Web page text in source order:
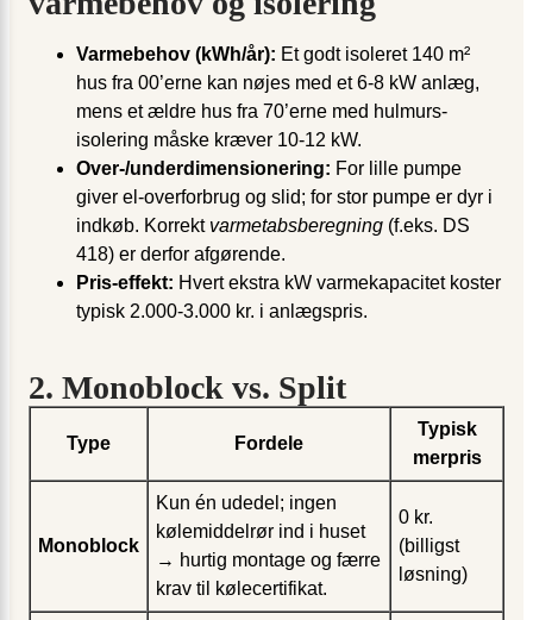
Varmebehov (kWh/år): Et godt isoleret 140 m²
hus fra 00’erne kan nøjes med et 6-8 kW anlæg,
mens et ældre hus fra 70’erne med hulmurs­
isolering måske kræver 10-12 kW.
Over-/under­dimensionering: For lille pumpe
giver el-overforbrug og slid; for stor pumpe er dyr i
indkøb. Korrekt varmetabsberegning (f.eks. DS
418) er derfor afgørende.
Pris-effekt: Hvert ekstra kW varme­kapacitet koster
typisk 2.000-3.000 kr. i anlægspris.
2. Monoblock vs. Split
Type Fordele
Typisk
merpris
Monoblock
Kun én udedel; ingen
kølemiddelrør ind i huset
→ hurtig montage og færre
krav til køle­certifikat.
0 kr.
(billigst
løsning)